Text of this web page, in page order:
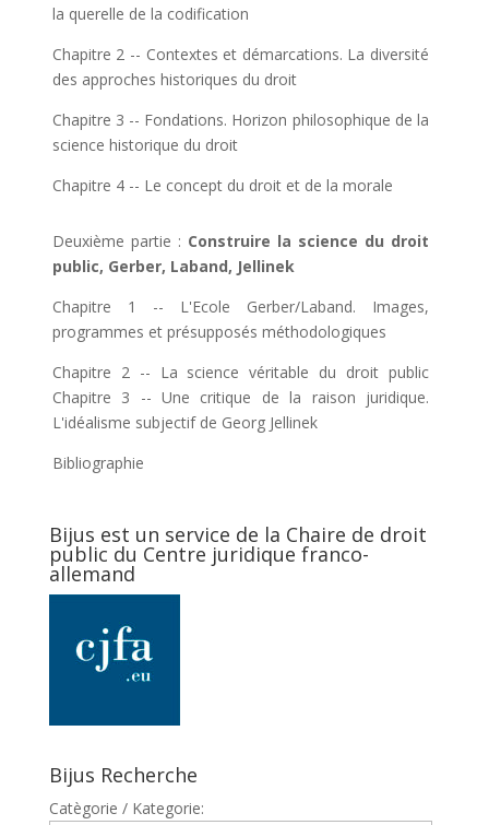
la querelle de la codification
Chapitre 2 -- Contextes et démarcations. La diversité
des approches historiques du droit
Chapitre 3 -- Fondations. Horizon philosophique de la
science historique du droit
Chapitre 4 -- Le concept du droit et de la morale
Deuxième partie : Construire la science du droit
public, Gerber, Laband, Jellinek
Chapitre 1 -- L'Ecole Gerber/Laband. Images,
programmes et présupposés méthodologiques
Chapitre 2 -- La science véritable du droit public
Chapitre 3 -- Une critique de la raison juridique.
L'idéalisme subjectif de Georg Jellinek
Bibliographie
Bijus est un service de la Chaire de droit
public du Centre juridique franco-
allemand
Bijus Recherche
Catègorie / Kategorie: